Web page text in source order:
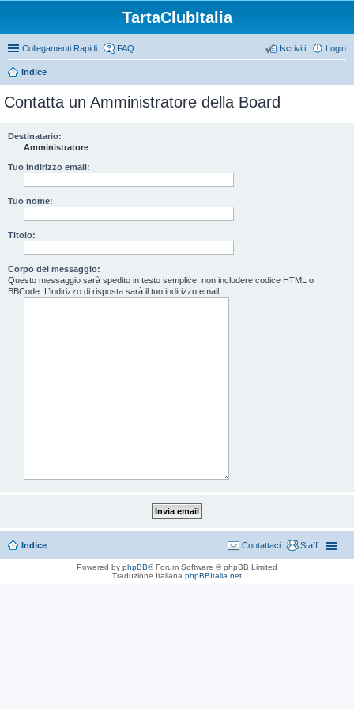
TartaClubItalia
Collegamenti Rapidi FAQ Login
Iscriviti
Indice
Contatta un Amministratore della Board
Destinatario:
Amministratore
Tuo indirizzo email:
Tuo nome:
Titolo:
Corpo del messaggio:
Questo messaggio sarà spedito in testo semplice, non includere codice HTML o
BBCode. L’indirizzo di risposta sarà il tuo indirizzo email.
Indice Staff
Contattaci
Powered by phpBB® Forum Software © phpBB Limited
Traduzione Italiana phpBBItalia.net